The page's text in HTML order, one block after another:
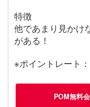
特徴
他であまり見かけ
がある！
※ポイントレート
POM無料